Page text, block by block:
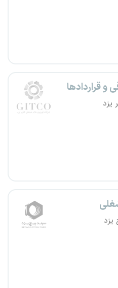
قراردادها
یزد
یزد